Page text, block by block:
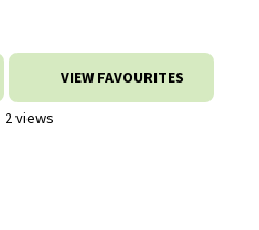
VIEW FAVOURITES
2 views